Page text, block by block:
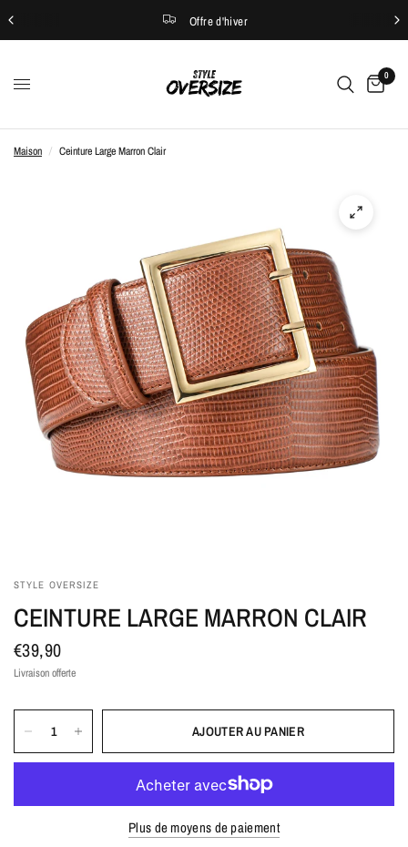
Offre d'hiver
0
Maison / Ceinture Large Marron Clair
STYLE OVERSIZE
CEINTURE LARGE MARRON CLAIR
€39,90
Livraison offerte
AJOUTER AU PANIER
Plus de moyens de paiement